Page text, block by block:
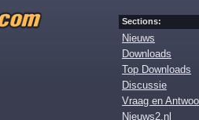
Sections:
Nieuws
Downloads
Top Downloads
Discussie
Vraag en
Nieuws2.nl